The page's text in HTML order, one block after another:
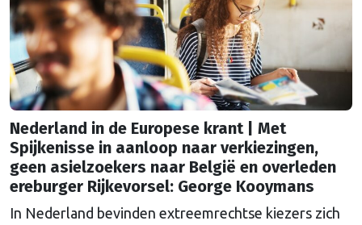
Nederland in de Europese krant | Met
Spijkenisse in aanloop naar verkiezingen,
geen asielzoekers naar België en overleden
ereburger Rijkevorsel: George Kooymans
In Nederland bevinden extreemrechtse kiezers zich